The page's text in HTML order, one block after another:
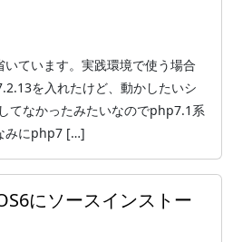
ています。実践環境で使う場合
を入れたけど、動かしたいシ
てなかったみたいなのでphp7.1系
みにphp7 […]
にソースインストー